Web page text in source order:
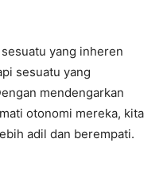
sesuatu yang inheren
sesuatu yang
mendengarkan
otonomi mereka, kita
adil dan berempati.